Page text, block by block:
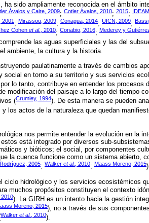
sido ampliamente reconocida en el ámbito
Ávalos y Caire, 2009; Cotler Ávalos, 2010; 2015;
2001 ; Mirassou, 2009; Conagua, 2014; UICN, 2009;
Cohen et al., 2010; Conabio, 2016; Mederey y
las aguas superficiales y las del
ambiente, la cultura y la historia.
paulatinamente a través de cambios
social en torno a su territorio y sus servicios
lo tanto, contribuye en entender los procesos
modificación del paisaje a lo largo del tiempo
(Crumley, 1994). De esta manera se pueden
los actos de la naturaleza que quedan
nos permite entender la evolución en la
está integrado por diversos sub-
y bióticos; el social, por componentes
la cuenca funcione como un sistema abierto,
2005; Walker et al. , 2010; Maass Moreno, 2015
ciclo hidrológico y los servicios ecosistémicos
muchos propósitos constituyen el contexto
). La GIRH es un intento hacia la gestión
Moreno, 2015), no a través de sus
Walker et al., 2010).